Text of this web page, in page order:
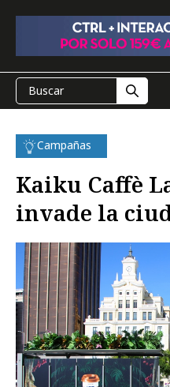
Campañas
Kaiku Caffè
invade la